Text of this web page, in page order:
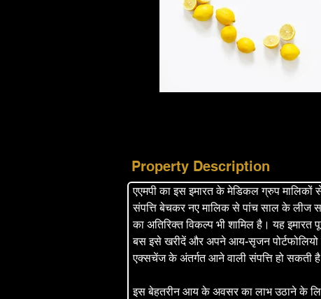
Property Description
एएमपी का इस इमारत के मेडिकल ग्रुप
संपत्ति बेचकर नए मालिक से पांच साल के लीज
का अतिरिक्त विकल्प भी शामिल है। यह इमारत
बस इसे खरीदें और अपने आय-सृजन
एक्सचेंज के अंतर्गत आने वाली संपत्ति हो सकती है।
इस बेहतरीन आय के अवसर का लाभ उठाने के